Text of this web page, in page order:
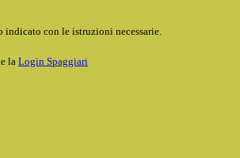
con le istruzioni necessarie.
la Login Spaggiari